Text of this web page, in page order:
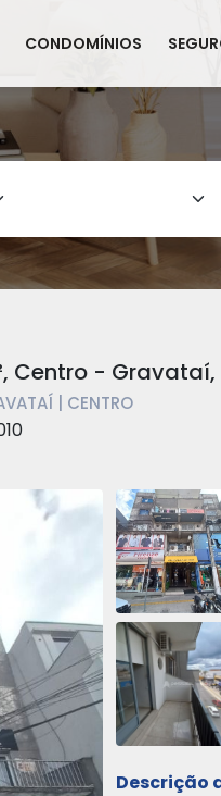
CONDOMÍNIOS
Centro - Gravataí,
| CENTRO
Descrição